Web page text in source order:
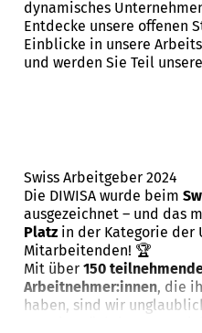
dynamisches
Entdecke unsere offenen
Einblicke in unsere
und werden Sie Teil
Swiss Arbeitgeber 2024
Die DIWISA wurde beim
ausgezeichnet – und das
Platz in der Kategorie der
Mitarbeitenden! 🏆
Mit über 150
Arbeitnehmer:innen, die
haben, sind wir
prestigeträchtigen